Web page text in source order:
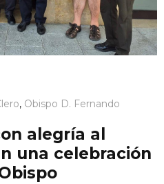
, Obispo D. Fernando
alegría al
una celebración